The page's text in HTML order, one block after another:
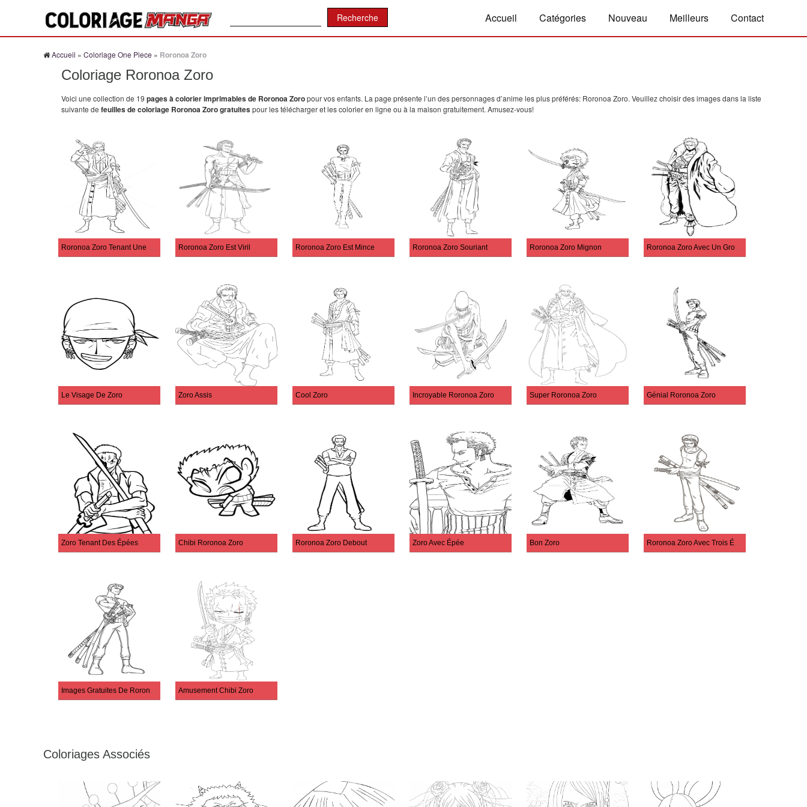
Accueil Catégories Nouveau Meilleurs Contact
Accueil » Coloriage One Piece » Roronoa Zoro
Coloriage Roronoa Zoro
Voici une collection de 19 pages à colorier imprimables de Roronoa Zoropour vos enfants. La page présente l’un des personnages d’anime les plus préférés: Roronoa Zoro. Veuillez choisir des images dans la liste
suivante de feuilles de coloriage Roronoa Zoro gratuitespour les télécharger et les colorier en ligne ou à la maison gratuitement. Amusez-vous!
Roronoa Zoro Tenant Une Épée Roronoa Zoro Est Viril Roronoa Zoro Est Mince Roronoa Zoro Souriant Roronoa Zoro Mignon Roronoa Zoro Avec Un Gros Manteau
Le Visage De Zoro Zoro Assis Cool Zoro Incroyable Roronoa Zoro Super Roronoa Zoro Génial Roronoa Zoro
Zoro Tenant Des Épées Chibi Roronoa Zoro Roronoa Zoro Debout Zoro Avec Épée Bon Zoro Roronoa Zoro Avec Trois Épées
Images Gratuites De Roronoa Zoro Amusement Chibi Zoro
Coloriages Associés